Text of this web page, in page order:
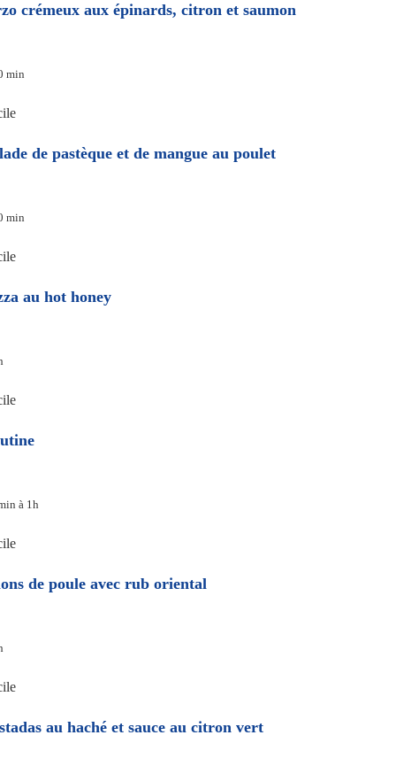
crémeux aux épinards, citron et saumon
min
de pastèque et de mangue au poulet
min
au hot honey
à 1h
de poule avec rub oriental
au haché et sauce au citron vert